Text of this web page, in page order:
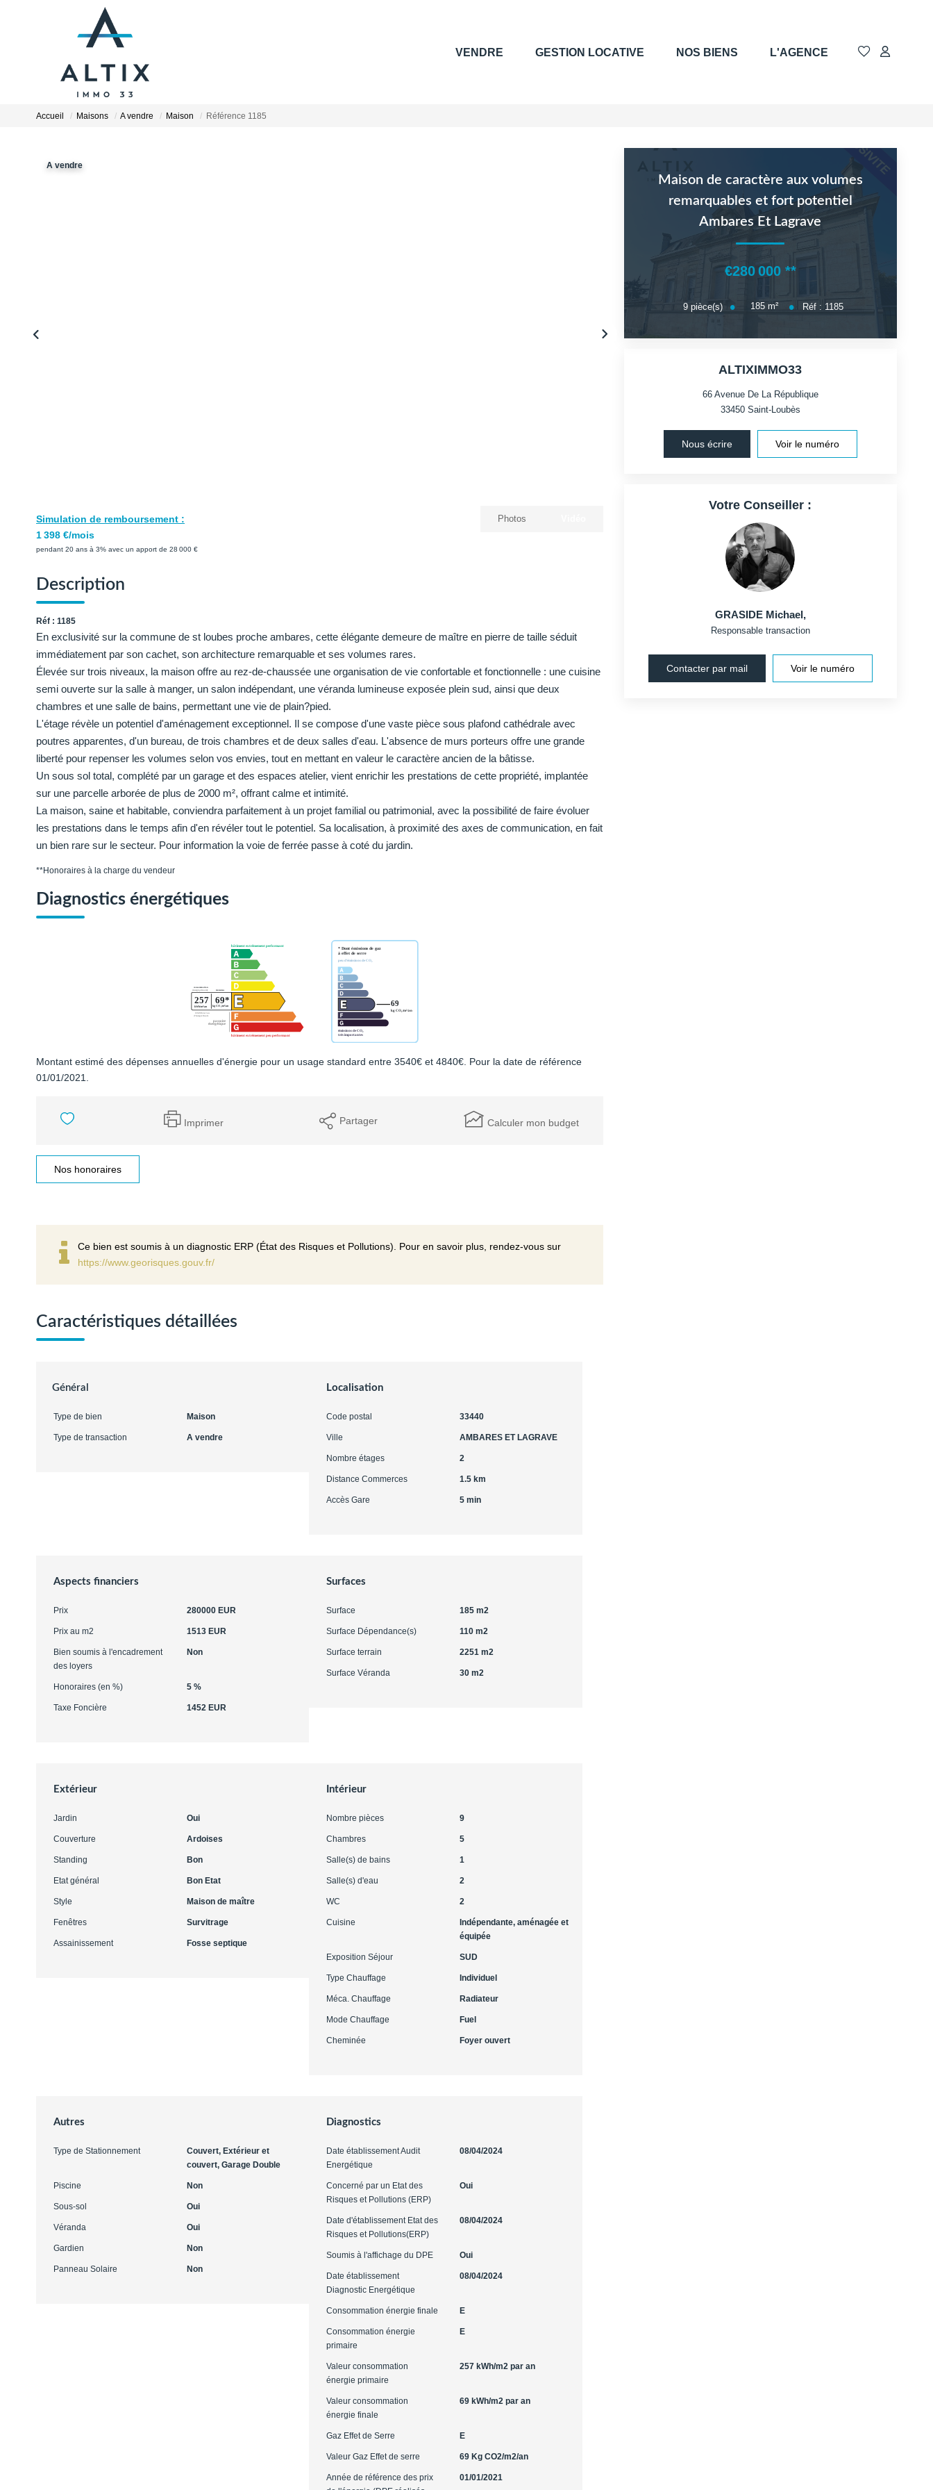
VENDRE GESTION LOCATIVE NOS BIENS L'AGENCE
Accueil Maisons A vendre Maison Référence 1185
A vendre
Simulation de remboursement :
1 398 €/mois
pendant 20 ans à 3% avec un apport de 28 000 €
Photos
Description
Réf : 1185
En exclusivité sur la commune de st loubes proche ambares, cette élégante demeure de maître en pierre de taille séduit
immédiatement par son cachet, son architecture remarquable et ses volumes rares.
Élevée sur trois niveaux, la maison offre au rez-de-chaussée une organisation de vie confortable et fonctionnelle : une cuisine
semi ouverte sur la salle à manger, un salon indépendant, une véranda lumineuse exposée plein sud, ainsi que deux
chambres et une salle de bains, permettant une vie de plain?pied.
L'étage révèle un potentiel d'aménagement exceptionnel. Il se compose d'une vaste pièce sous plafond cathédrale avec
poutres apparentes, d'un bureau, de trois chambres et de deux salles d'eau. L'absence de murs porteurs offre une grande
liberté pour repenser les volumes selon vos envies, tout en mettant en valeur le caractère ancien de la bâtisse.
Un sous sol total, complété par un garage et des espaces atelier, vient enrichir les prestations de cette propriété, implantée
sur une parcelle arborée de plus de 2000 m², offrant calme et intimité.
La maison, saine et habitable, conviendra parfaitement à un projet familial ou patrimonial, avec la possibilité de faire évoluer
les prestations dans le temps afin d'en révéler tout le potentiel. Sa localisation, à proximité des axes de communication, en fait
un bien rare sur le secteur. Pour information la voie de ferrée passe à coté du jardin.
**Honoraires à la charge du vendeur
Diagnostics énergétiques
Montant estimé des dépenses annuelles d'énergie pour un usage standard entre 3540€ et 4840€. Pour la date de référence
01/01/2021.
Imprimer Partager Calculer mon budget
Nos honoraires
Ce bien est soumis à un diagnostic ERP (État des Risques et Pollutions). Pour en savoir plus, rendez-vous sur
https://www.georisques.gouv.fr/
Caractéristiques détaillées
Général
Type de bien Maison
Type de transaction A vendre
Localisation
Code postal 33440
Ville AMBARES ET LAGRAVE
Nombre étages 2
Distance Commerces 1.5 km
Accès Gare 5 min
Aspects financiers
Prix 280000 EUR
Prix au m2 1513 EUR
Bien soumis à l'encadrement
des loyers
Non
Honoraires (en %) 5 %
Taxe Foncière 1452 EUR
Surfaces
Surface 185 m2
Surface Dépendance(s) 110 m2
Surface terrain 2251 m2
Surface Véranda 30 m2
Extérieur
Jardin Oui
Couverture Ardoises
Standing Bon
Etat général Bon Etat
Style Maison de maître
Fenêtres Survitrage
Assainissement Fosse septique
Intérieur
Nombre pièces 9
Chambres 5
Salle(s) de bains 1
Salle(s) d'eau 2
WC 2
Cuisine
Indépendante, aménagée et
équipée
Exposition Séjour SUD
Type Chauffage Individuel
Méca. Chauffage Radiateur
Mode Chauffage Fuel
Cheminée Foyer ouvert
Autres
Type de Stationnement
Couvert, Extérieur et
couvert, Garage Double
Piscine Non
Sous-sol Oui
Véranda Oui
Gardien Non
Panneau Solaire Non
Diagnostics
Date établissement Audit
Energétique
08/04/2024
Concerné par un Etat des
Risques et Pollutions (ERP)
Oui
Date d'établissement Etat des
Risques et Pollutions(ERP)
08/04/2024
Soumis à l'affichage du DPE Oui
Date établissement
Diagnostic Energétique
08/04/2024
Consommation énergie finale E
Consommation énergie
primaire
E
Valeur consommation
énergie primaire
257 kWh/m2 par an
Valeur consommation
énergie finale
69 kWh/m2 par an
Gaz Effet de Serre E
Valeur Gaz Effet de serre 69 Kg CO2/m2/an
Année de référence des prix
01/01/2021
Maison de caractère aux volumes
remarquables et fort potentiel
Ambares Et Lagrave
€280 000**
9 pièce(s) 185 m² Réf : 1185
ALTIXIMMO33
66 Avenue De La République
33450 Saint-Loubès
Nous écrire Voir le numéro
Votre Conseiller :
GRASIDE Michael,
Responsable transaction
Contacter par mail Voir le numéro